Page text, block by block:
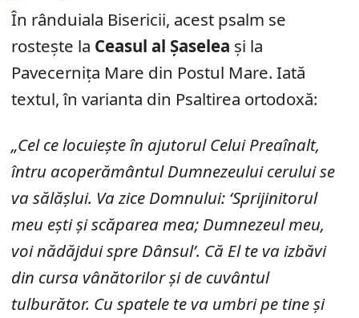
În rânduiala Bisericii, acest psalm se
rostește la Ceasul al Șaselea și la
Pavecernița Mare din Postul Mare. Iată
textul, în varianta din Psaltirea ortodoxă:
„Cel ce locuiește în ajutorul Celui Preaînalt,
întru acoperământul Dumnezeului cerului se
va sălășlui. Va zice Domnului: ‘Sprijinitorul
meu ești și scăparea mea; Dumnezeul meu,
voi nădăjdui spre Dânsul’. Că El te va izbăvi
din cursa vânătorilor și de cuvântul
tulburător. Cu spatele te va umbri pe tine și